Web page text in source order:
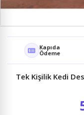
Kapıda
Ödeme
Tek Kişilik Kedi